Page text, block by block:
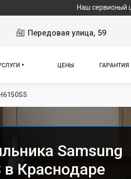
Наш сервисный центр
Передовая улица, 59
ЦЕНЫ ГАРАНТИЯ
Samsung
в Краснодаре